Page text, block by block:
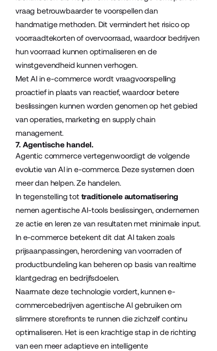
vraag betrouwbaarder te voorspellen dan
handmatige methoden. Dit vermindert het risico op
voorraadtekorten of overvoorraad, waardoor bedrijven
hun voorraad kunnen optimaliseren en de
winstgevendheid kunnen verhogen.
Met AI in e-commerce wordt vraagvoorspelling
proactief in plaats van reactief, waardoor betere
beslissingen kunnen worden genomen op het gebied
van operaties, marketing en supply chain
management.
7. Agentische handel.
Agentic commerce vertegenwoordigt de volgende
evolutie van AI in e-commerce. Deze systemen doen
meer dan helpen. Ze handelen.
In tegenstelling tot traditionele automatisering
nemen agentische AI-tools beslissingen, ondernemen
ze actie en leren ze van resultaten met minimale input.
In e-commerce betekent dit dat AI taken zoals
prijsaanpassingen, herordening van voorraden of
productbundeling kan beheren op basis van realtime
klantgedrag en bedrijfsdoelen.
Naarmate deze technologie vordert, kunnen e-
commercebedrijven agentische AI gebruiken om
slimmere storefronts te runnen die zichzelf continu
optimaliseren. Het is een krachtige stap in de richting
van een meer adaptieve en intelligente